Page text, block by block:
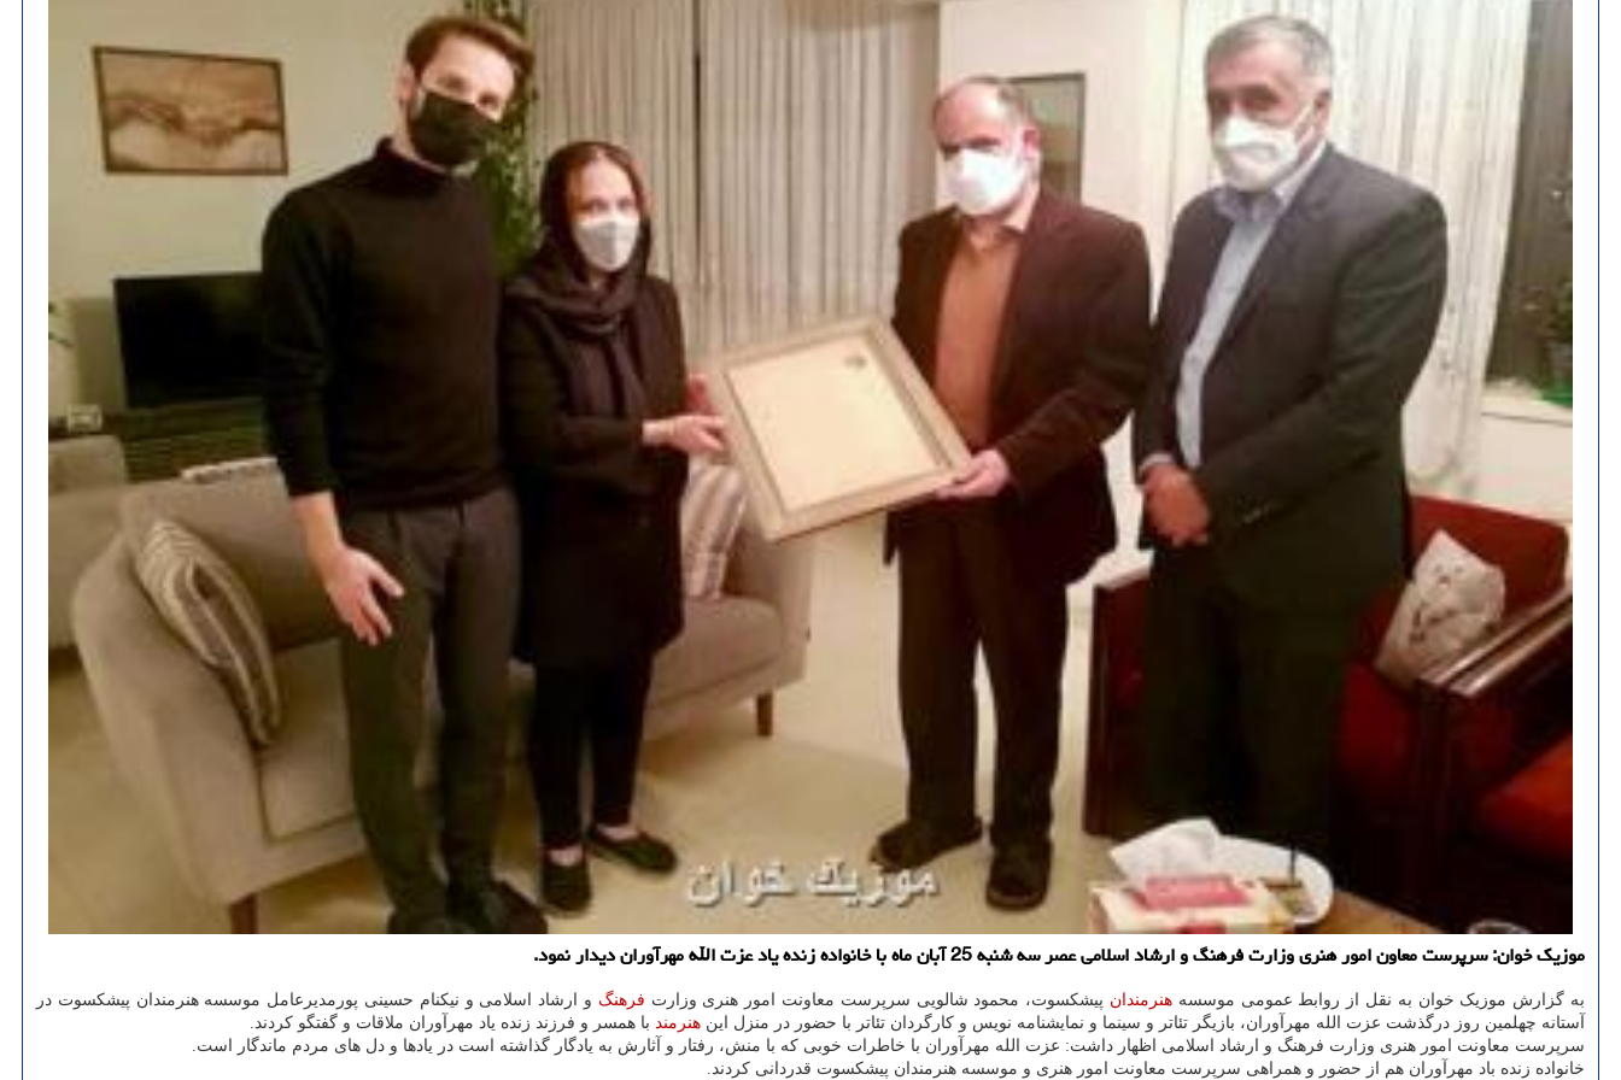
موزیک خوان: سرپرست معاون امور هنری وزارت فرهنگ و ارشاد اسلامی عصر سه شنبه 25 آبان ماه با خانواده زنده یاد عزت الله مهرآوران دیدار نمود.
به گزارش موزیک خوان به نقل از روابط عمومی موسسه هنرمندان پیشکسوت، محمود شالویی سرپرست معاونت امور هنری وزارت فرهنگ و ارشاد اسلامی و نیکنام حسینی پورمدیرعامل موسسه هنرمندان پیشکسوت در
آستانه چهلمین روز درگذشت عزت الله مهرآوران، بازیگر تئاتر و سینما و نمایشنامه نویس و کارگردان تئاتر با حضور در منزل این هنرمند با همسر و فرزند زنده یاد مهرآوران ملاقات و گفتگو کردند.
سرپرست معاونت امور هنری وزارت فرهنگ و ارشاد اسلامی اظهار داشت: عزت الله مهرآوران با خاطرات خوبی که با منش، رفتار و آثارش به یادگار گذاشته است در یادها و دل های مردم ماندگار است.
خانواده زنده باد مهرآوران هم از حضور و همراهی سرپرست معاونت امور هنری و موسسه هنرمندان پیشکسوت قدردانی کردند.